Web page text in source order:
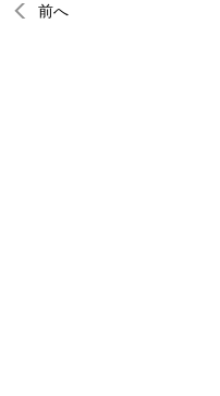
前へ